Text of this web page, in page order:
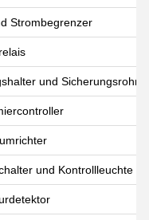
Strombegrenzer
und Sicherungsrohr
und Kontrollleuchte